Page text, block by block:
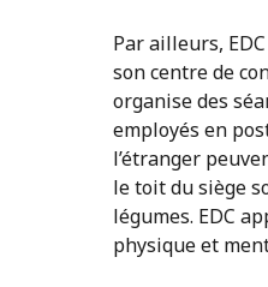
Par ailleurs,
son centre de
organise des
employés en
l’étranger
le toit du siège
légumes. EDC
physique et